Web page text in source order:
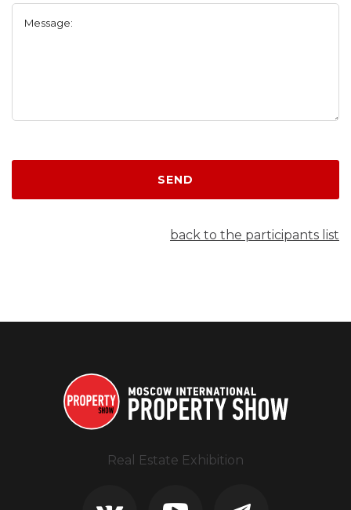
Message:
SEND
back to the participants list
Real Estate Exhibition